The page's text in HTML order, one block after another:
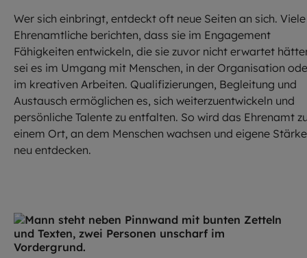
Wer sich einbringt, entdeckt oft neue Seiten an sich. Viele
Ehrenamtliche berichten, dass sie im Engagement
Fähigkeiten entwickeln, die sie zuvor nicht erwartet
sei es im Umgang mit Menschen, in der Organisation
im kreativen Arbeiten. Qualifizierungen, Begleitung und
Austausch ermöglichen es, sich weiterzuentwickeln und
persönliche Talente zu entfalten. So wird das Ehrenamt
einem Ort, an dem Menschen wachsen und eigene
neu entdecken.